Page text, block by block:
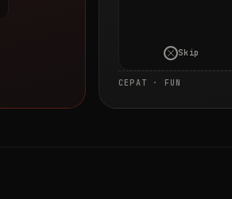
Skip
CEPAT · FUN